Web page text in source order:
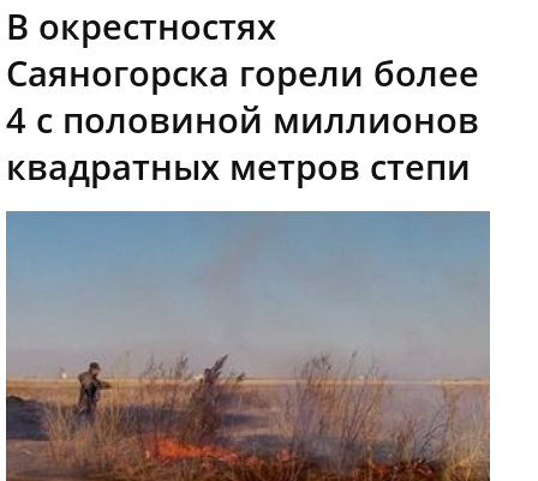
В окрестностях
Саяногорска горели более
4 с половиной миллионов
квадратных метров степи